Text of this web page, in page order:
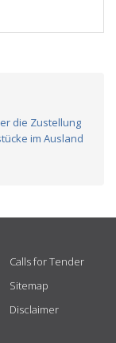
die Zustellung
im Ausland
Calls for Tender
Sitemap
Disclaimer